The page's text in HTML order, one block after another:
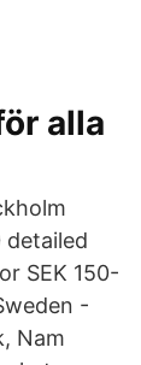
alla
detailed
SEK 150-
-
Nam